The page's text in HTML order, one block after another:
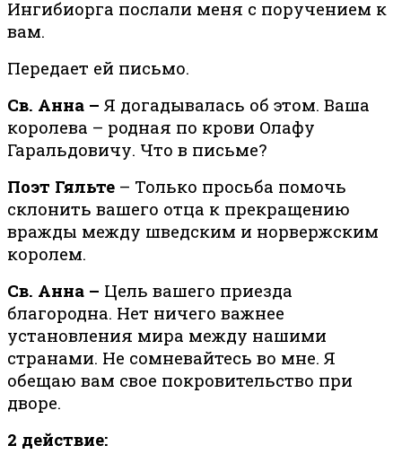
Ингибиорга послали меня с поручением к
вам.
Передает ей письмо.
Св. Анна – Я догадывалась об этом. Ваша
королева – родная по крови Олафу
Гаральдовичу. Что в письме?
Поэт Гяльте – Только просьба помочь
склонить вашего отца к прекращению
вражды между шведским и норвержским
королем.
Св. Анна – Цель вашего приезда
благородна. Нет ничего важнее
установления мира между нашими
странами. Не сомневайтесь во мне. Я
обещаю вам свое покровительство при
дворе.
2 действие: